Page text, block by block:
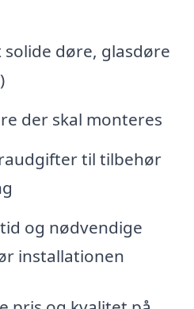
solide døre, glasdøre
der skal monteres
til tilbehør
og nødvendige
installationen